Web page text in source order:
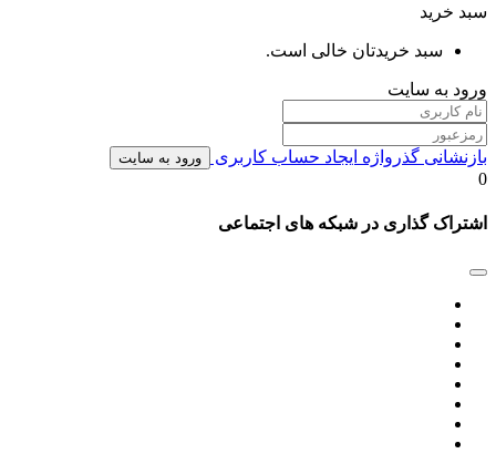
سبد خرید
سبد خریدتان خالی است.
ورود به سایت
بازنشانی گذرواژه ایجاد حساب کاربری ورود به سایت
0
اشتراک گذاری در شبکه های اجتماعی